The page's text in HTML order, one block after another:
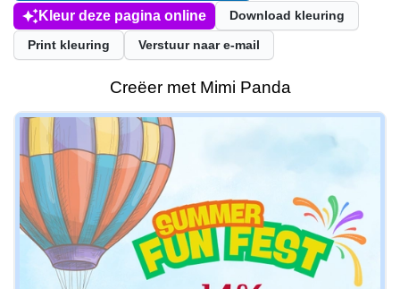
Kleur deze pagina online
Download kleuring
Print kleuring Verstuur naar e-mail
Creëer met Mimi Panda